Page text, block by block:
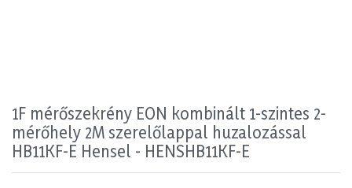
1F mérőszekrény EON kombinált 1-szintes 2-
mérőhely 2M szerelőlappal huzalozással
HB11KF-E Hensel - HENSHB11KF-E